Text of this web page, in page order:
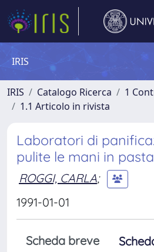
IRIS
IRIS Catalogo Ricerca
1
1.1 Articolo in rivista
Laboratori di
pulite le mani in
ROGGI, CARLA;
1991-01-01
Scheda breve